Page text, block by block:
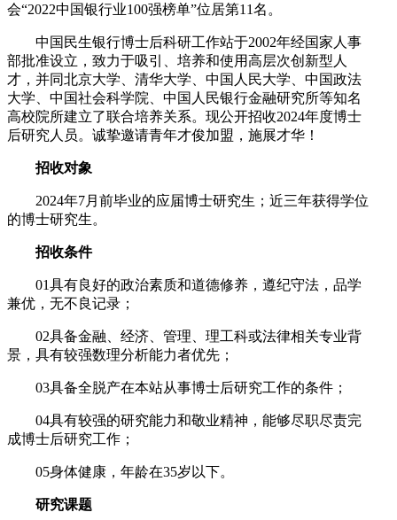
会“2022中国银行业100强榜单”位居第11名。
中国民生银行博士后科研工作站于2002年经国家人事
部批准设立，致力于吸引、培养和使用高层次创新型人
才，并同北京大学、清华大学、中国人民大学、中国政法
大学、中国社会科学院、中国人民银行金融研究所等知名
高校院所建立了联合培养关系。现公开招收2024年度博士
后研究人员。诚挚邀请青年才俊加盟，施展才华！
招收对象
2024年7月前毕业的应届博士研究生；近三年获得学位
的博士研究生。
招收条件
01具有良好的政治素质和道德修养，遵纪守法，品学
兼优，无不良记录；
02具备金融、经济、管理、理工科或法律相关专业背
景，具有较强数理分析能力者优先；
03具备全脱产在本站从事博士后研究工作的条件；
04具有较强的研究能力和敬业精神，能够尽职尽责完
成博士后研究工作；
05身体健康，年龄在35岁以下。
研究课题